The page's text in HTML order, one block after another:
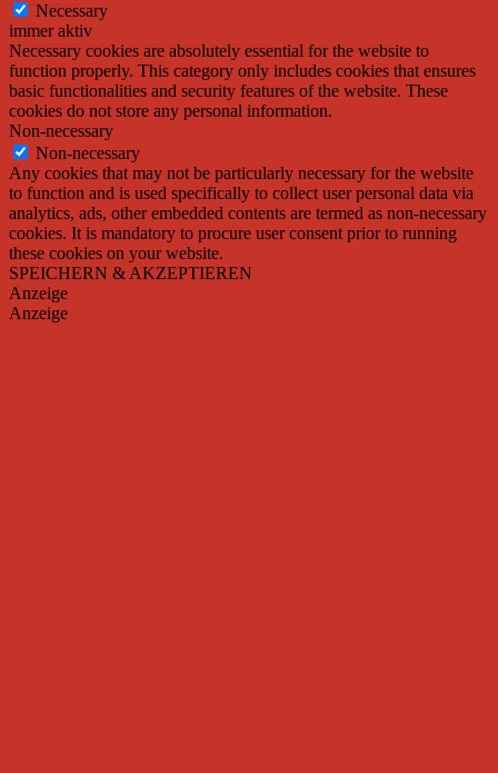
Necessary
immer aktiv
Necessary cookies are absolutely essential for the website to
function properly. This category only includes cookies that ensures
basic functionalities and security features of the website. These
cookies do not store any personal information.
Non-necessary
Non-necessary
Any cookies that may not be particularly necessary for the website
to function and is used specifically to collect user personal data via
analytics, ads, other embedded contents are termed as non-necessary
cookies. It is mandatory to procure user consent prior to running
these cookies on your website.
SPEICHERN & AKZEPTIEREN
Anzeige
Anzeige